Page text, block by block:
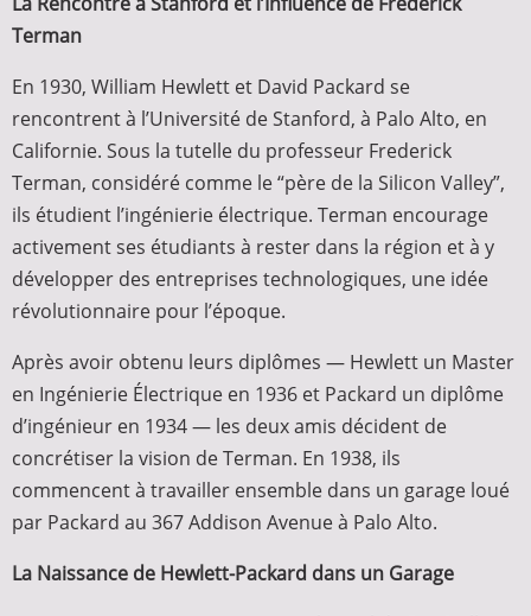
Terman
En 1930, William Hewlett et David Packard se
rencontrent à l’Université de Stanford, à Palo Alto, en
Californie. Sous la tutelle du professeur Frederick
Terman, considéré comme le “père de la Silicon Valley”,
ils étudient l’ingénierie électrique. Terman encourage
activement ses étudiants à rester dans la région et à y
développer des entreprises technologiques, une idée
révolutionnaire pour l’époque.
Après avoir obtenu leurs diplômes — Hewlett un Master
en Ingénierie Électrique en 1936 et Packard un diplôme
d’ingénieur en 1934 — les deux amis décident de
concrétiser la vision de Terman. En 1938, ils
commencent à travailler ensemble dans un garage loué
par Packard au 367 Addison Avenue à Palo Alto.
La Naissance de Hewlett-Packard dans un Garage